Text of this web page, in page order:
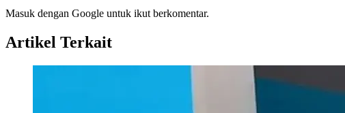
Masuk dengan Google untuk ikut berkomentar.
Artikel Terkait